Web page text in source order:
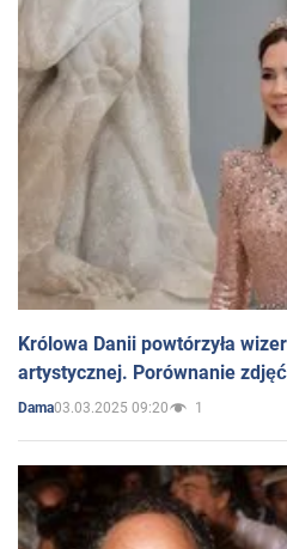
Królowa Danii powtórzyła
artystycznej. Porównanie zdjęć
Dama03.03.2025 09:20 1